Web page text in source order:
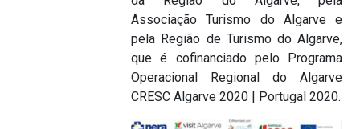
Associação Turismo do Algarve e
pela Região de Turismo do Algarve,
que é cofinanciado pelo Programa
Operacional Regional do Algarve
CRESC Algarve 2020 | Portugal 2020.